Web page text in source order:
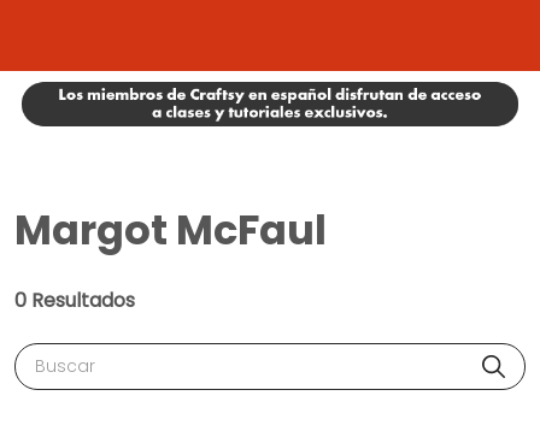
Margot McFaul
0 Resultados
Buscar